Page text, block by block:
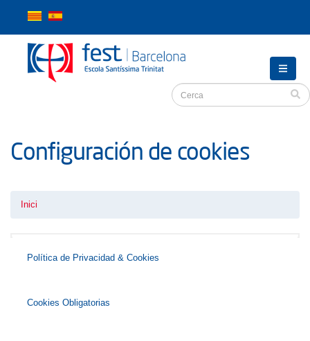
Configuración de cookies
Inici
Política de Privacidad & Cookies
Cookies Obligatorias